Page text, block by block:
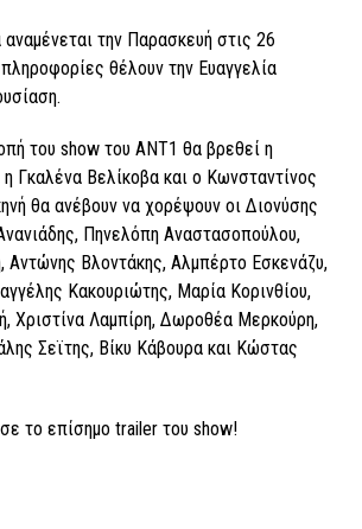
την Παρασκευή στις 26
θέλουν την Ευαγγελία
του show του ANT1 θα βρεθεί η
Γκαλένα Βελίκοβα και ο Κωνσταντίνος
θα ανέβουν να χορέψουν οι Διονύσης
Πηνελόπη Αναστασοπούλου,
Αντώνης Βλοντάκης, Αλμπέρτο Εσκενάζυ,
Κακουριώτης, Μαρία Κορινθίου,
Χριστίνα Λαμπίρη, Δωροθέα Μερκούρη,
Σεϊτης, Βίκυ Κάβουρα και Κώστας
το επίσημο trailer του show!